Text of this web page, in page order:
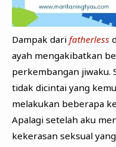
Dampak dari fatherless
ayah mengakibatkan
perkembangan jiwaku.
tidak dicintai yang
melakukan beberapa
Apalagi setelah aku
kekerasan seksual